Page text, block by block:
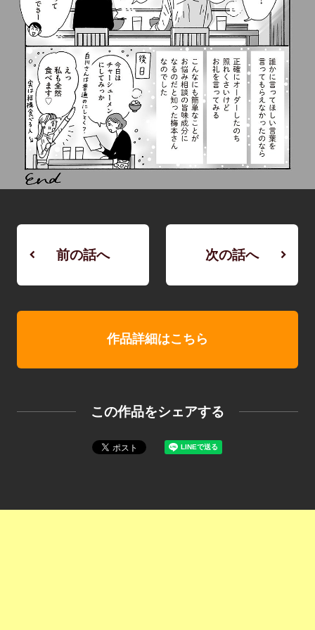
前の話へ 次の話へ
作品詳細はこちら
この作品をシェアする